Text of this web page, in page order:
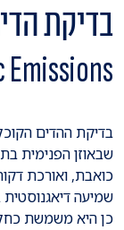
בדיקת ההדים
שבאוזן הפנימית
כואבת, ואורכת
שמיעה דיאגנוסטית
כן היא משמשת